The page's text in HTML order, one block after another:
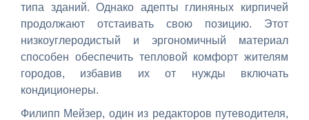
типа зданий. Однако адепты глиняных кирпичей
продолжают отстаивать свою позицию. Этот
низкоуглеродистый и эргономичный материал
способен обеспечить тепловой комфорт жителям
городов, избавив их от нужды включать
кондиционеры.
Филипп Мейзер, один из редакторов путеводителя,